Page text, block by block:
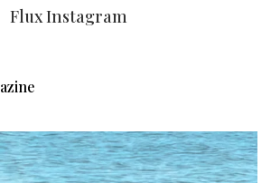
Flux Instagram